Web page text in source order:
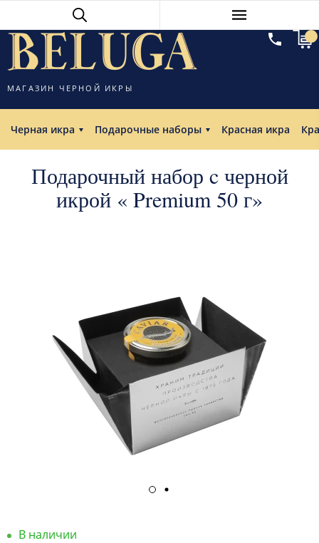
МАГАЗИН ЧЕРНОЙ ИКРЫ
Черная икра Подарочные наборы Красная икра
Подарочный набор c черной
икрой « Premium 50 г»
В наличии